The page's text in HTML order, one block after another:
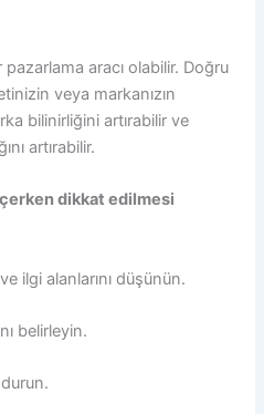
aracı olabilir. Doğru
veya markanızın
bilinirliğini artırabilir ve
artırabilir.
dikkat edilmesi
ilgi alanlarını düşünün.
belirleyin.